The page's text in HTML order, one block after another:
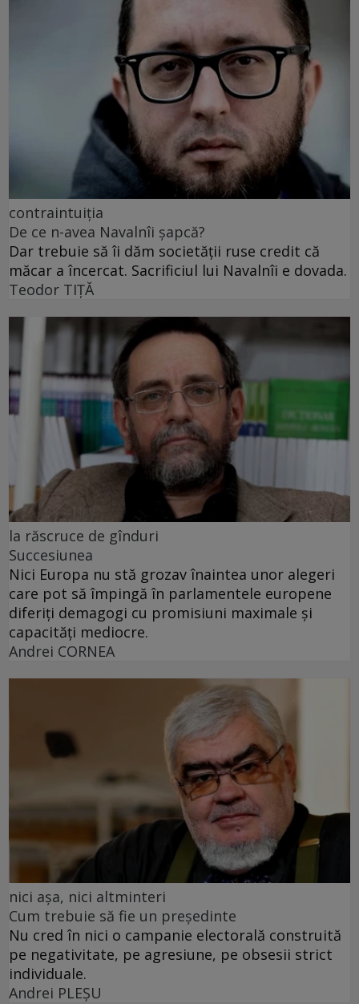
contraintuiția
De ce n-avea Navalnîi șapcă?
Dar trebuie să îi dăm societății ruse credit că
măcar a încercat. Sacrificiul lui Navalnîi e dovada.
Teodor TIŢĂ
la răscruce de gînduri
Succesiunea
Nici Europa nu stă grozav înaintea unor alegeri
care pot să împingă în parlamentele europene
diferiți demagogi cu promisiuni maximale și
capacități mediocre.
Andrei CORNEA
nici așa, nici altminteri
Cum trebuie să fie un președinte
Nu cred în nici o campanie electorală construită
pe negativitate, pe agresiune, pe obsesii strict
individuale.
Andrei PLEŞU